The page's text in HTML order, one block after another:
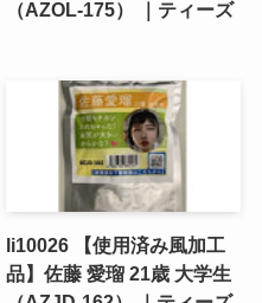
（AZOL-175） ｜ティーズ
li10026 【使用済み風加工
品】佐藤 愛瑠 21歳 大学生